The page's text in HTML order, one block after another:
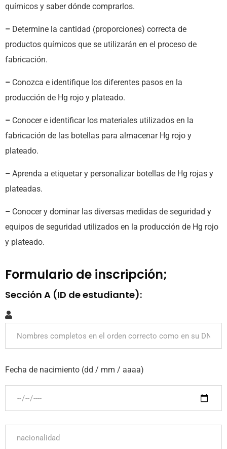
químicos y saber dónde comprarlos.
– Determine la cantidad (proporciones) correcta de
productos químicos que se utilizarán en el proceso de
fabricación.
– Conozca e identifique los diferentes pasos en la
producción de Hg rojo y plateado.
– Conocer e identificar los materiales utilizados en la
fabricación de las botellas para almacenar Hg rojo y
plateado.
– Aprenda a etiquetar y personalizar botellas de Hg rojas y
plateadas.
– Conocer y dominar las diversas medidas de seguridad y
equipos de seguridad utilizados en la producción de Hg rojo
y plateado.
Formulario de inscripción;
Sección A (ID de estudiante):
Fecha de nacimiento (dd / mm / aaaa)